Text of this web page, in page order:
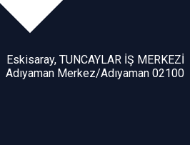
Eskisaray, TUNCAYLAR İŞ MERKEZİ
02100 Adıyaman Merkez/Adıyaman